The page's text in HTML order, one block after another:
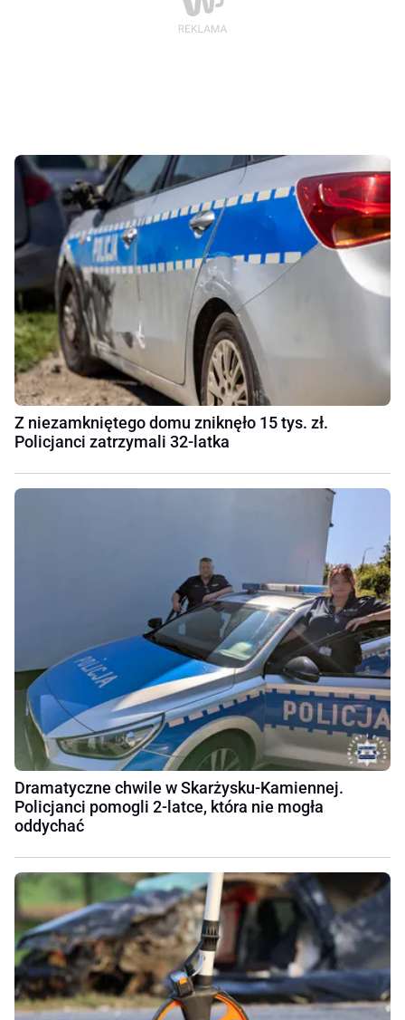
Z niezamkniętego domu zniknęło 15 tys. zł.
Policjanci zatrzymali 32-latka
Dramatyczne chwile w Skarżysku-Kamiennej.
Policjanci pomogli 2-latce, która nie mogła
oddychać